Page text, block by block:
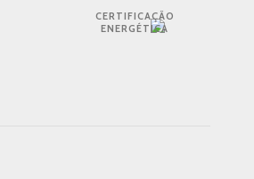
CERTIFICAÇÃO
ENERGÉTICA